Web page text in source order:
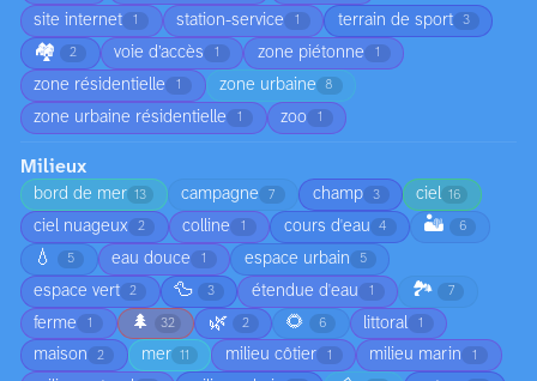
site internet 1 station-service 1 terrain de sport 3
🏘️ 2 voie d’accès 1 zone piétonne 1
zone résidentielle 1 zone urbaine 8
zone urbaine résidentielle 1 zoo 1
Milieux
bord de mer 13 campagne 7 champ 3 ciel 16
ciel nuageux 2 colline 1 cours d'eau 4 🏜️ 6
💧 5 eau douce 1 espace urbain 5
espace vert 2 🦆 3 étendue d'eau 1 🏞️ 7
ferme 1 🌲 32 🌿 2 🌻 6 littoral 1
maison 2 mer 11 milieu côtier 1 milieu marin 1